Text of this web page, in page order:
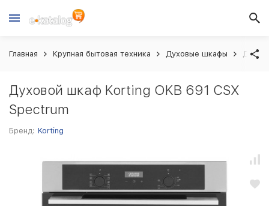
Главная Крупная бытовая техника Духовые шкафы
Духовой шкаф Korting OKB 691 CSX
Spectrum
Бренд: Korting